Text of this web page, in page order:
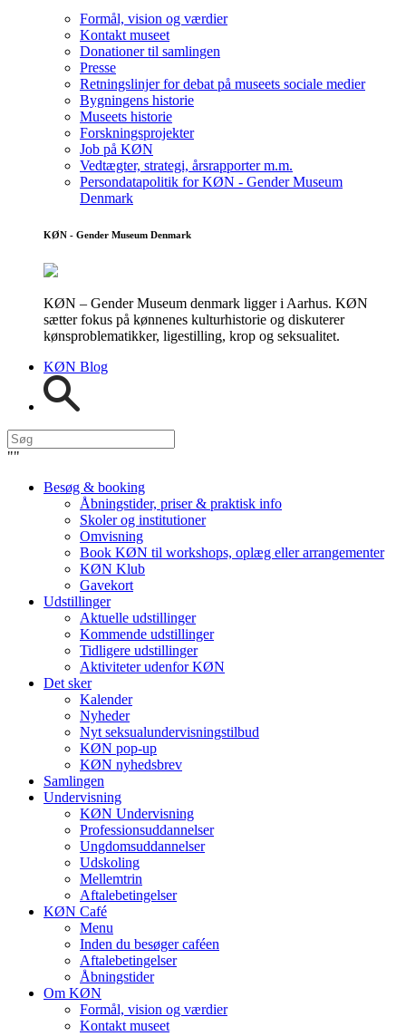
Formål, vision og værdier
Kontakt museet
Donationer til samlingen
Presse
Retningslinjer for debat på museets sociale medier
Bygningens historie
Museets historie
Forskningsprojekter
Job på KØN
Vedtægter, strategi, årsrapporter m.m.
Persondatapolitik for KØN - Gender Museum
Denmark
KØN - Gender Museum Denmark
KØN – Gender Museum denmark ligger i Aarhus. KØN
sætter fokus på kønnenes kulturhistorie og diskuterer
kønsproblematikker, ligestilling, krop og seksualitet.
KØN Blog
""
Besøg & booking
Åbningstider, priser & praktisk info
Skoler og institutioner
Omvisning
Book KØN til workshops, oplæg eller arrangementer
KØN Klub
Gavekort
Udstillinger
Aktuelle udstillinger
Kommende udstillinger
Tidligere udstillinger
Aktiviteter udenfor KØN
Det sker
Kalender
Nyheder
Nyt seksualundervisningstilbud
KØN pop-up
KØN nyhedsbrev
Samlingen
Undervisning
KØN Undervisning
Professionsuddannelser
Ungdomsuddannelser
Udskoling
Mellemtrin
Aftalebetingelser
KØN Café
Menu
Inden du besøger caféen
Aftalebetingelser
Åbningstider
Om KØN
Formål, vision og værdier
Kontakt museet